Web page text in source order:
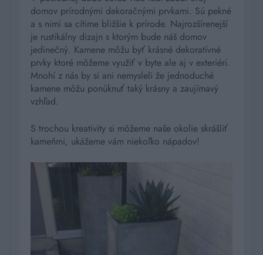
domov prírodnými dekoračnými prvkami. Sú pekné
a s nimi sa cítime bližšie k prírode. Najrozšírenejší
je rustikálny dizajn s ktorým bude náš domov
jedinečný. Kamene môžu byť krásné dekoratívné
prvky ktoré môžeme využiť v byte ale aj v exteriéri.
Mnohí z nás by si ani nemysleli že jednoduché
kamene môžu ponúknuť taký krásny a zaujímavý
vzhľad.
S trochou kreativity si môžeme naše okolie skrášliť
kameňmi, ukážeme vám niekoľko nápadov!